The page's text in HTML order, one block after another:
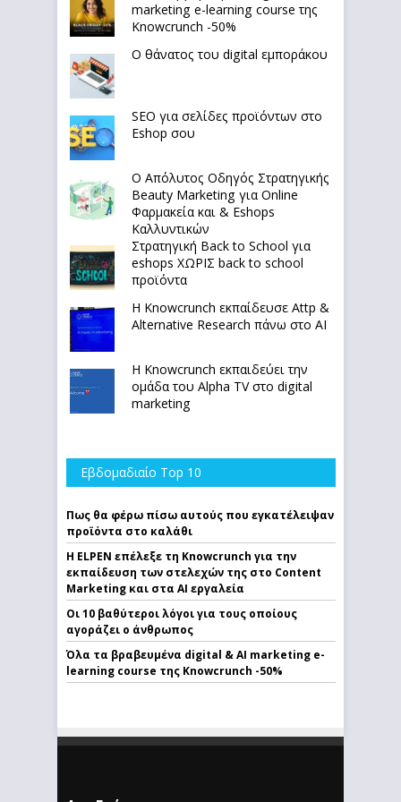
marketing e-learning course της
Knowcrunch -50%
Ο θάνατος του digital εμποράκου
SEO για σελίδες προϊόντων στο
Eshop σου
Ο Απόλυτoς Οδηγός Στρατηγικής
Beauty Marketing για Online
Φαρμακεία και & Eshops
Καλλυντικών
Στρατηγική Back to School για
eshops ΧΩΡΙΣ back to school
προϊόντα
Η Knowcrunch εκπαίδευσε Attp &
Alternative Research πάνω στο ΑΙ
Η Knowcrunch εκπαιδεύει την
ομάδα του Alpha TV στο digital
marketing
Εβδομαδιαίο Top 10
Πως θα φέρω πίσω αυτούς που εγκατέλειψαν
προϊόντα στο καλάθι
Η ELPEN επέλεξε τη Knowcrunch για την
εκπαίδευση των στελεχών της στο Content
Marketing και στα AI εργαλεία
Οι 10 βαθύτεροι λόγοι για τους οποίους
αγοράζει ο άνθρωπος
Όλα τα βραβευμένα digital & AI marketing e-
learning course της Knowcrunch -50%